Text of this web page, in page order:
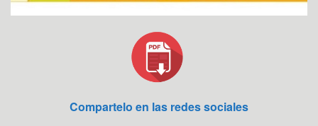
Compartelo en las redes sociales